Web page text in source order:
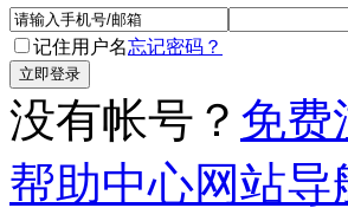
记住用户名忘记密码？
没有帐号？ 免费
帮助中心网站导